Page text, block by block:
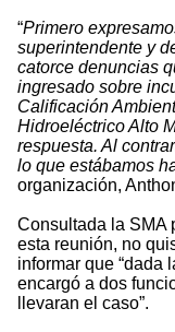
“Primero
superintendente y
catorce denuncias
ingresado sobre
Calificación
Hidroeléctrico Alto
respuesta. Al
lo que estábamos
organización,
Consultada la SMA
esta reunión, no
informar que “dada
encargó a dos
llevaran el caso”.